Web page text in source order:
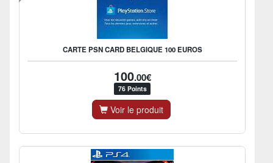
CARTE PSN CARD BELGIQUE 100 EUROS
100.00€
76 Points
Voir le produit